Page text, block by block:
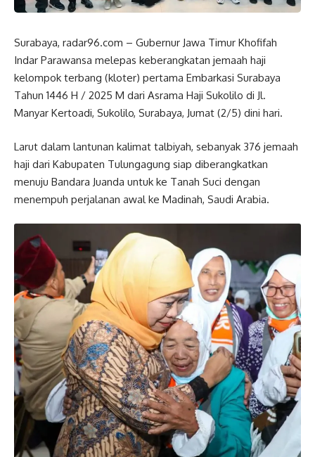
Surabaya, radar96.com – Gubernur Jawa Timur Khofifah
Indar Parawansa melepas keberangkatan jemaah haji
kelompok terbang (kloter) pertama Embarkasi Surabaya
Tahun 1446 H / 2025 M dari Asrama Haji Sukolilo di Jl.
Manyar Kertoadi, Sukolilo, Surabaya, Jumat (2/5) dini hari.
Larut dalam lantunan kalimat talbiyah, sebanyak 376 jemaah
haji dari Kabupaten Tulungagung siap diberangkatkan
menuju Bandara Juanda untuk ke Tanah Suci dengan
menempuh perjalanan awal ke Madinah, Saudi Arabia.